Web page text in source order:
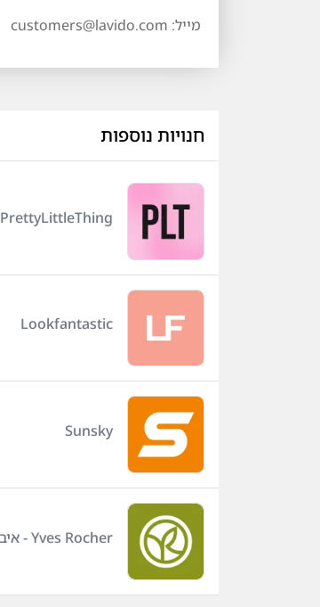
מייל: customers@lavido.com
חנויות נוספות
PrettyLittleThing
Lookfantastic
Sunsky
Yves Rocher - איב רושה